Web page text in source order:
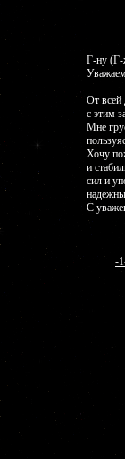
Г-ну
От всей
с этим
Мне
Хочу
и
сил и
С
-